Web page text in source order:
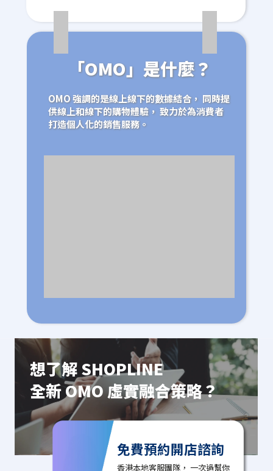
「OMO」是什麼？
OMO 強調的是線上線下的數據結合， 同時提
供線上和線下的購物體驗， 致力於為消費者
打造個人化的銷售服務。
想了解 SHOPLINE
全新 OMO 虛實融合策略？
免費預約開店諮詢
香港本地客服團隊， 一次過幫你